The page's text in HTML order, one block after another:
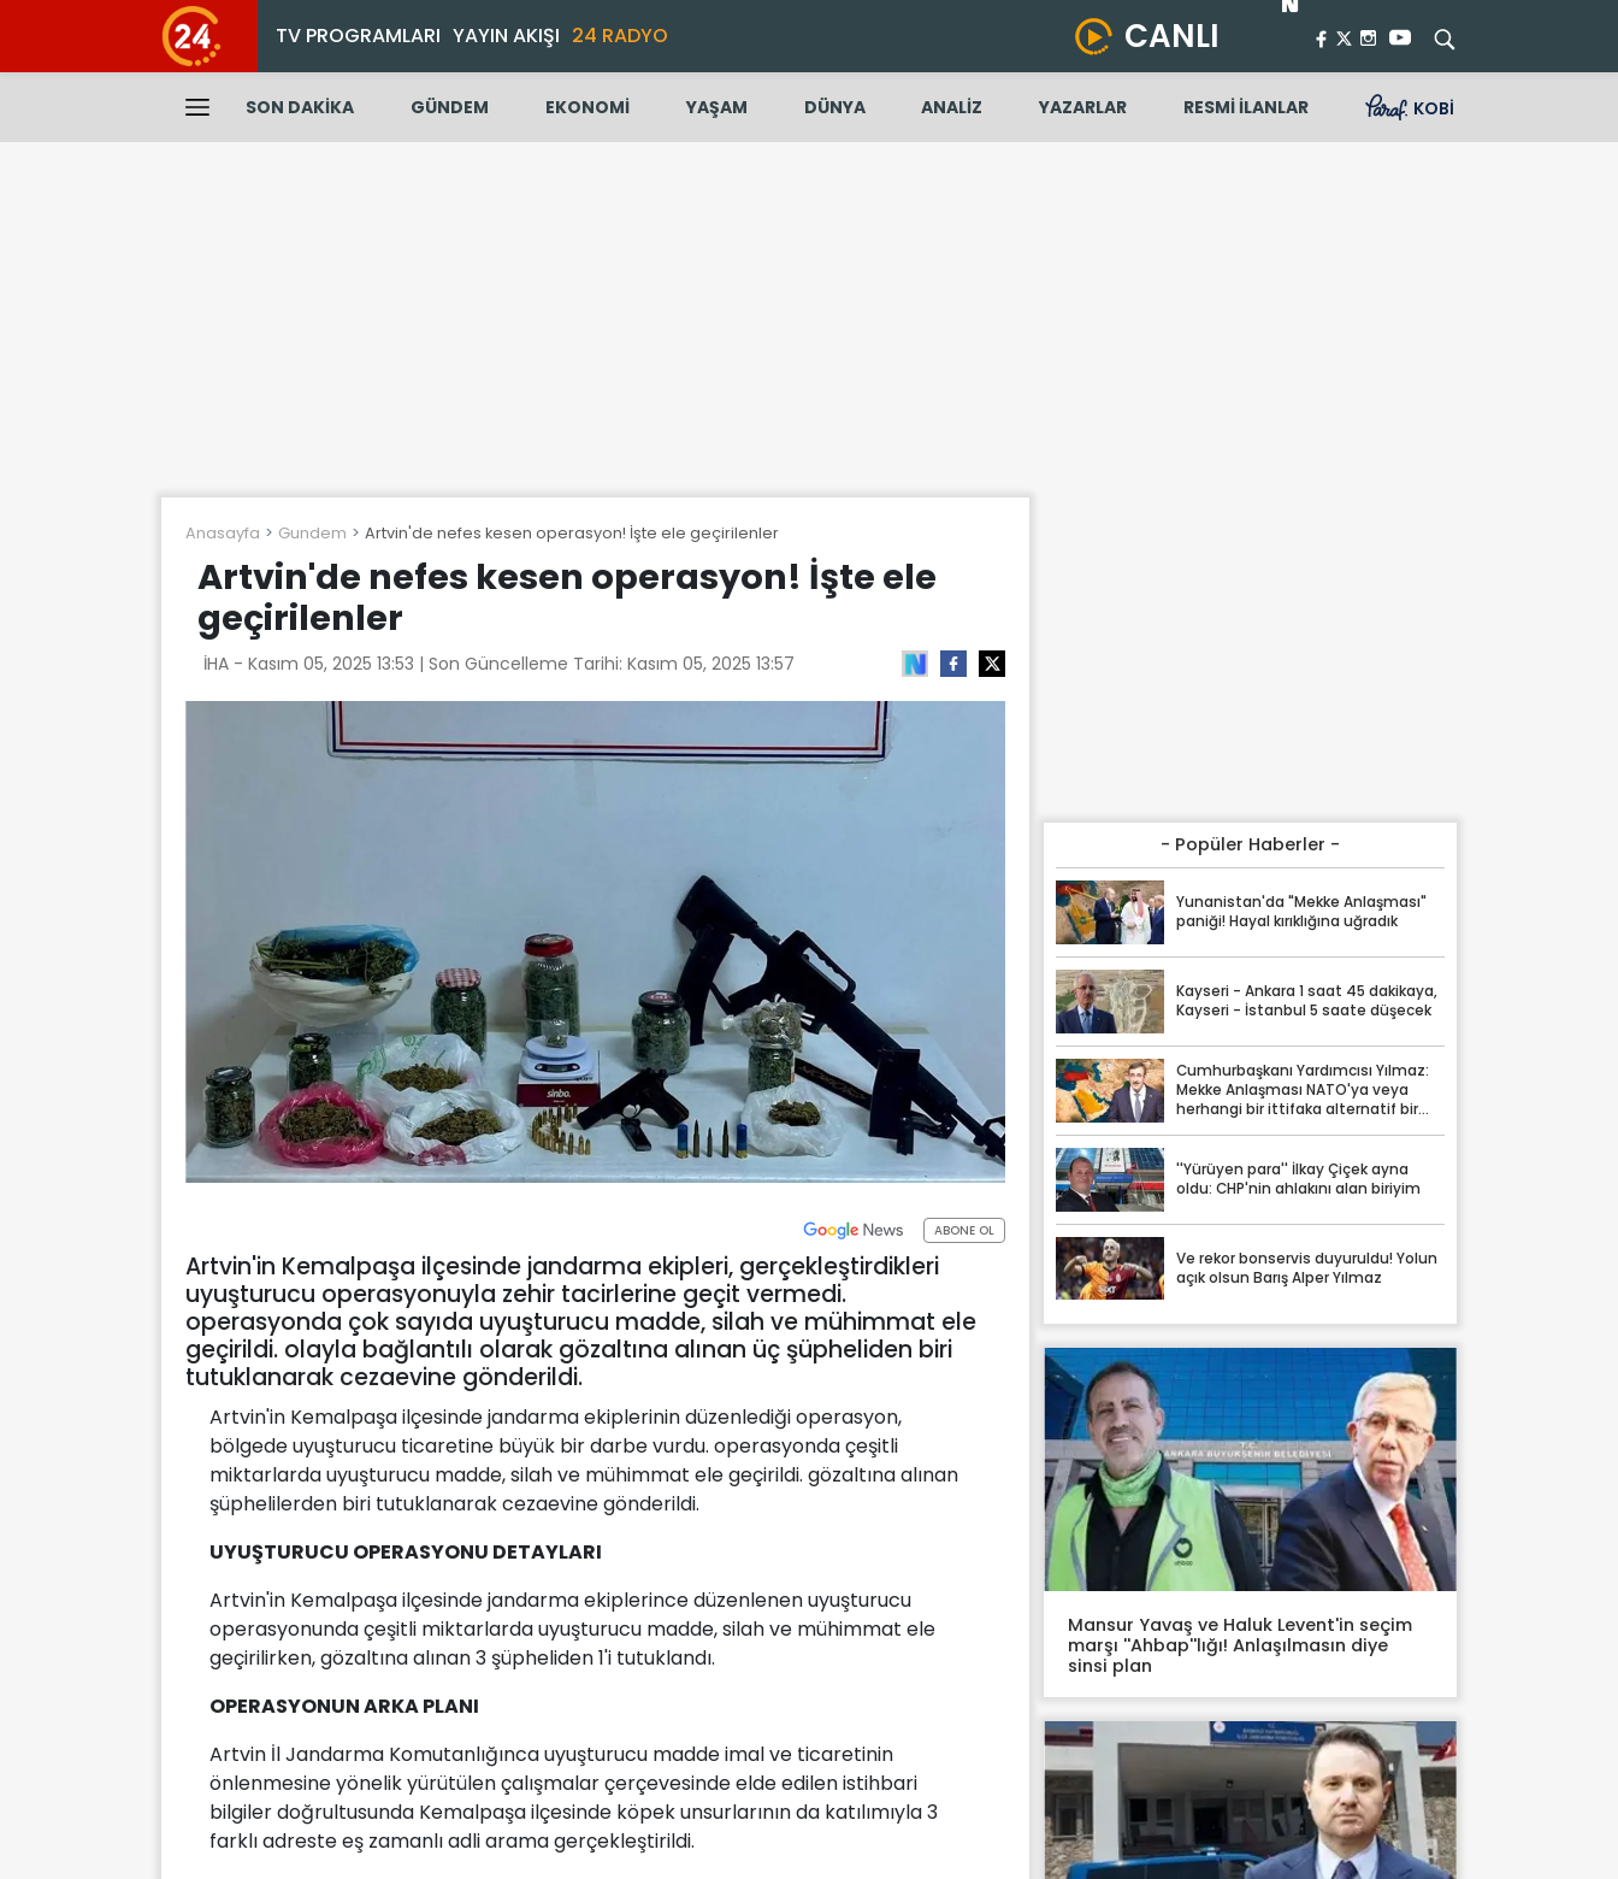
TV PROGRAMLARI YAYIN AKIŞI 24 RADYO CANLI
SON DAKİKA GÜNDEM EKONOMİ YAŞAM DÜNYA ANALİZ YAZARLAR RESMİ İLANLAR KOBİ
Anasayfa Gundem Artvin'de nefes kesen operasyon! İşte ele geçirilenler
Artvin'de nefes kesen operasyon! İşte ele
geçirilenler
İHA - Kasım 05, 2025 13:53 | Son Güncelleme Tarihi: Kasım 05, 2025 13:57
ABONE OL
Artvin'in Kemalpaşa ilçesinde jandarma ekipleri, gerçekleştirdikleri
uyuşturucu operasyonuyla zehir tacirlerine geçit vermedi.
operasyonda çok sayıda uyuşturucu madde, silah ve mühimmat ele
geçirildi. olayla bağlantılı olarak gözaltına alınan üç şüpheliden biri
tutuklanarak cezaevine gönderildi.
Artvin'in Kemalpaşa ilçesinde jandarma ekiplerinin düzenlediği operasyon,
bölgede uyuşturucu ticaretine büyük bir darbe vurdu. operasyonda çeşitli
miktarlarda uyuşturucu madde, silah ve mühimmat ele geçirildi. gözaltına alınan
şüphelilerden biri tutuklanarak cezaevine gönderildi.
UYUŞTURUCU OPERASYONU DETAYLARI
Artvin'in Kemalpaşa ilçesinde jandarma ekiplerince düzenlenen uyuşturucu
operasyonunda çeşitli miktarlarda uyuşturucu madde, silah ve mühimmat ele
geçirilirken, gözaltına alınan 3 şüpheliden 1'i tutuklandı.
OPERASYONUN ARKA PLANI
Artvin İl Jandarma Komutanlığınca uyuşturucu madde imal ve ticaretinin
önlenmesine yönelik yürütülen çalışmalar çerçevesinde elde edilen istihbari
bilgiler doğrultusunda Kemalpaşa ilçesinde köpek unsurlarının da katılımıyla 3
farklı adreste eş zamanlı adli arama gerçekleştirildi.
- Popüler Haberler -
Yunanistan'da "Mekke Anlaşması"
paniği! Hayal kırıklığına uğradık
Kayseri - Ankara 1 saat 45 dakikaya,
Kayseri - İstanbul 5 saate düşecek
Cumhurbaşkanı Yardımcısı Yılmaz:
Mekke Anlaşması NATO'ya veya
herhangi bir ittifaka alternatif bir
''Yürüyen para'' İlkay Çiçek ayna
oldu: CHP'nin ahlakını alan biriyim
Ve rekor bonservis duyuruldu! Yolun
açık olsun Barış Alper Yılmaz
Mansur Yavaş ve Haluk Levent'in seçim
marşı ''Ahbap''lığı! Anlaşılmasın diye
sinsi plan